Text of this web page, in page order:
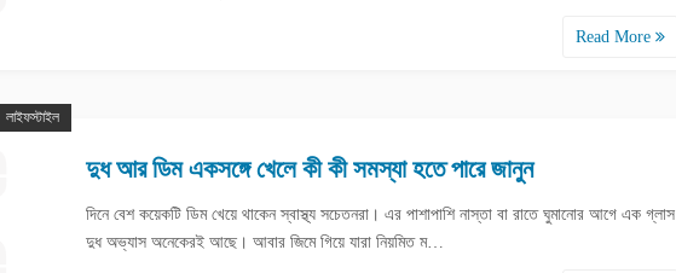
Read More
লাইফস্টাইল
দুধ আর ডিম একসঙ্গে খেলে কী কী সমস্যা হতে পারে জানুন
দিনে বেশ কয়েকটি ডিম খেয়ে থাকেন স্বাস্থ্য সচেতনরা। এর পাশাপাশি নাস্তা বা রাতে ঘুমানোর আগে এক গ্লাস
দুধ অভ্যাস অনেকেরই আছে। আবার জিমে গিয়ে যারা নিয়মিত ম…